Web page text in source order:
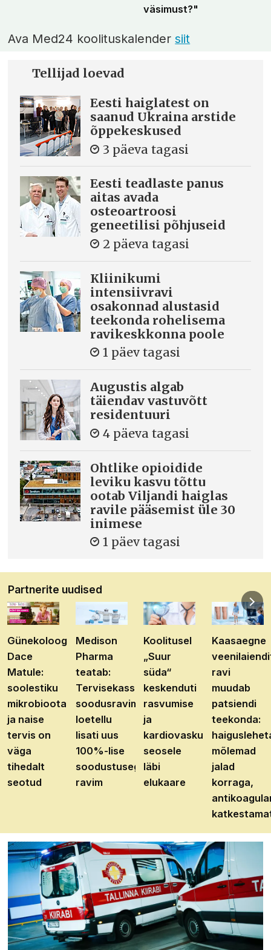
väsimust?"
Ava Med24 koolituskalendersiit
Tellijad loevad
Eesti haiglatest on
saanud Ukraina arstide
õppekeskused
3 päeva tagasi
Eesti teadlaste panus
aitas avada
osteoartroosi
geneetilisi põhjuseid
2 päeva tagasi
Kliinikumi
intensiivravi
osakonnad alustasid
teekonda rohelisema
ravikeskkonna poole
1 päev tagasi
Augustis algab
täiendav vastuvõtt
residentuuri
4 päeva tagasi
Ohtlike opioidide
leviku kasvu tõttu
ootab Viljandi haiglas
ravile pääsemist üle 30
inimese
1 päev tagasi
Partnerite uudised
Günekoloog
Dace
Matule:
soolestiku
mikrobioota
ja naise
tervis on
väga
tihedalt
seotud
Medison
Pharma
teatab:
Tervisekassa
soodusravimite
loetellu
lisati uus
100%-lise
soodustusega
ravim
Koolitusel
„Suur
süda“
keskenduti
rasvumise
ja
kardiovaskulaarhaiguste
seosele
läbi
elukaare
Kaasaegne
ravi
muudab
patsiendi
teekonda:
mõlemad
jalad
korraga,